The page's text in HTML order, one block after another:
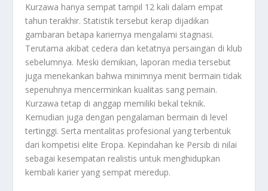
Kurzawa hanya sempat tampil 12 kali dalam empat
tahun terakhir. Statistik tersebut kerap dijadikan
gambaran betapa kariernya mengalami stagnasi.
Terutama akibat cedera dan ketatnya persaingan di klub
sebelumnya. Meski demikian, laporan media tersebut
juga menekankan bahwa minimnya menit bermain tidak
sepenuhnya mencerminkan kualitas sang pemain.
Kurzawa tetap di anggap memiliki bekal teknik.
Kemudian juga dengan pengalaman bermain di level
tertinggi. Serta mentalitas profesional yang terbentuk
dari kompetisi elite Eropa. Kepindahan ke Persib di nilai
sebagai kesempatan realistis untuk menghidupkan
kembali karier yang sempat meredup.